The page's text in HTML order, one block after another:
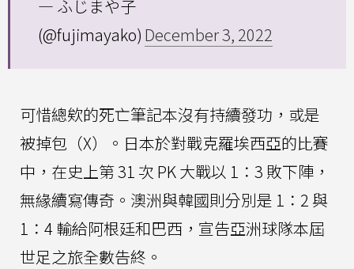
— ふじまや子
(@fujimayako) December 3, 2022
可惜總欸的死亡筆記本沒有持續發功，或是
被掉包（X）。日本於對戰克羅埃西亞的比賽
中，在史上第 31 次 PK 大戰以 1：3 敗下陣，
無緣續寫傳奇。澳洲與韓國則分別是 1：2 與
1：4 輸給阿根廷和巴西，宣告亞洲球隊本屆
世足之旅全數告終。